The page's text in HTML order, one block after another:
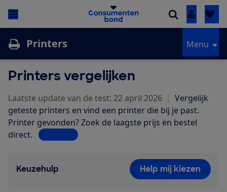
Inloggen
Printers Menu
Printers vergelijken
Laatste update van de test: 22 april 2026 | Vergelijk
geteste printers en vind een printer die bij je past.
Printer gevonden? Zoek de laagste prijs en bestel
direct. Lees meer
Keuzehulp Help mij kiezen